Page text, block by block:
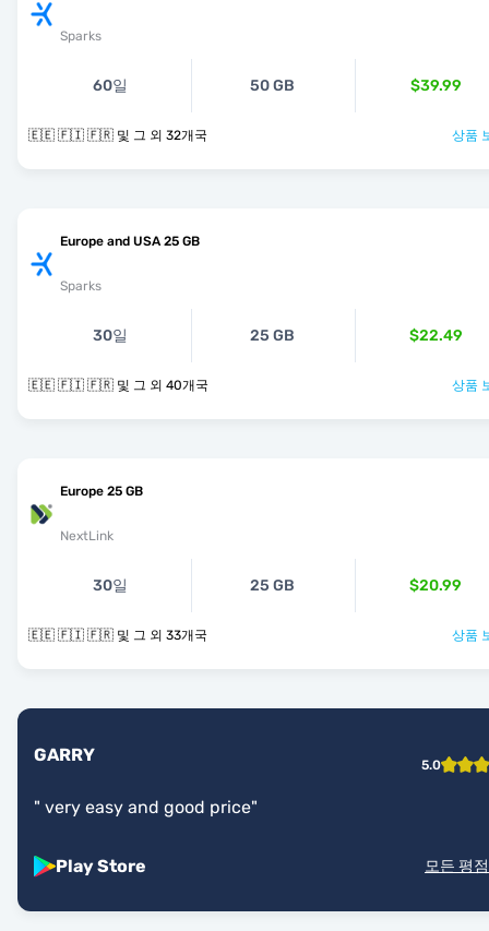
Sparks
60일 50 GB $39.99
🇪🇪 🇫🇮 🇫🇷 및 그 외 32개국 상품
Europe and USA 25 GB
Sparks
30일 25 GB $22.49
🇪🇪 🇫🇮 🇫🇷 및 그 외 40개국 상품
Europe 25 GB
NextLink
30일 25 GB $20.99
🇪🇪 🇫🇮 🇫🇷 및 그 외 33개국 상품
GARRY 5.0
" very easy and good price"
Play Store 모든 평